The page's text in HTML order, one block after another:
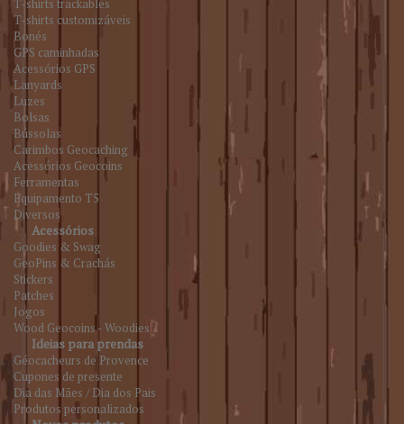
T-shirts trackables
T-shirts customizáveis
Bonés
GPS caminhadas
Acessórios GPS
Lanyards
Luzes
Bolsas
Bússolas
Carimbos Geocaching
Acessórios Geocoins
Ferramentas
Equipamento T5
Diversos
Acessórios
Goodies & Swag
GeoPins & Crachás
Stickers
Patches
Jogos
Wood Geocoins - Woodies
Ideias para prendas
Géocacheurs de Provence
Cupones de presente
Dia das Mães / Dia dos Pais
Produtos personalizados